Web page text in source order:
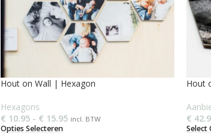
Hout on Wall | Hexagon
Hexagons
€ 10.95 - € 15.95 incl. BTW
Opties Selecteren
Hout
€
Select